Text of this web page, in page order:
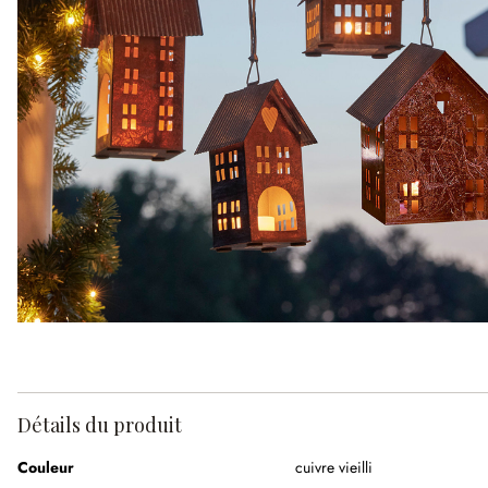
Détails du produit
Couleur
cuivre vieilli